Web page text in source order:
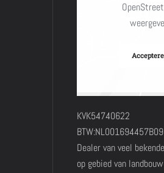
KVK54740622
BTW:NL001694457B09
Dealer van veel
op gebied van